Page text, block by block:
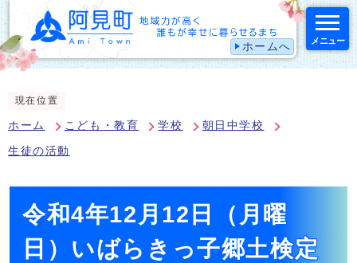
ホームへ メニュー
現在位置
ホーム こども・教育 学校 朝日中学校
生徒の活動
令和4年12月12日（月曜
日）いばらきっ子郷土検定